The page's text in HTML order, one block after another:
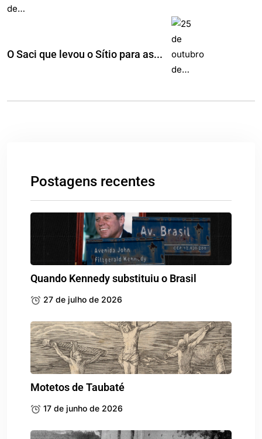
O Saci que levou o Sítio para as...
Postagens recentes
Quando Kennedy substituiu o Brasil
27 de julho de 2026
Motetos de Taubaté
17 de junho de 2026